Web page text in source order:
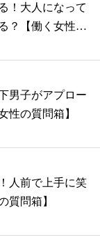
！大人になって
？【働く女性の
男子がアプロー
性の質問箱】
人前で上手に笑
質問箱】